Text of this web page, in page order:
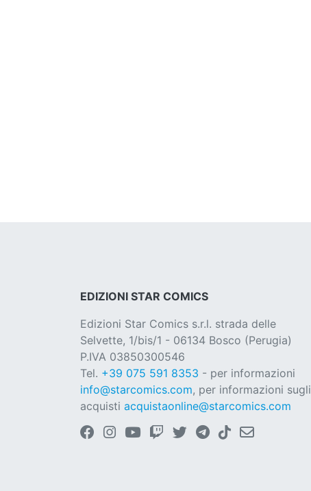
EDIZIONI STAR COMICS
Edizioni Star Comics s.r.l. strada delle
Selvette, 1/bis/1 - 06134 Bosco (Perugia)
P.IVA 03850300546
Tel. +39 075 591 8353 - per informazioni
info@starcomics.com, per informazioni sugli
acquisti acquistaonline@starcomics.com